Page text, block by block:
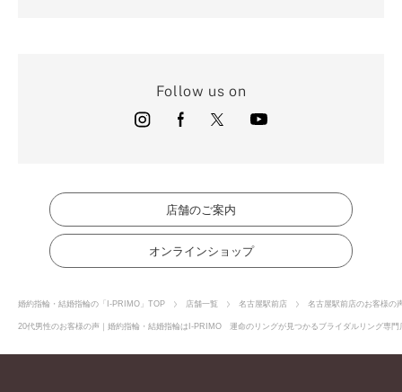
Follow us on
店舗のご案内
オンラインショップ
婚約指輪・結婚指輪の「I-PRIMO」TOP 店舗一覧 名古屋駅前店 名古屋駅前店のお客様の
20代男性のお客様の声｜婚約指輪・結婚指輪はI-PRIMO 運命のリングが見つかるブライダルリング専